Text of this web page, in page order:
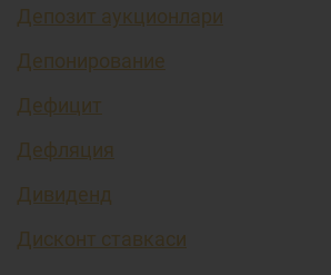
Депозит аукционлари
Депонирование
Дефицит
Дефляция
Дивиденд
Дисконт ставкаси